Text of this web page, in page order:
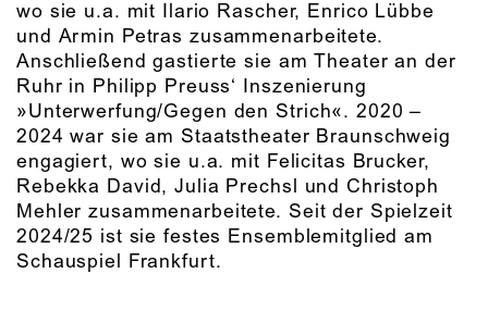
wo sie u.a. mit Ilario Rascher, Enrico Lübbe
und Armin Petras zusammenarbeitete.
Anschließend gastierte sie am Theater an der
Ruhr in Philipp Preuss‘ Inszenierung
»Unterwerfung/Gegen den Strich«. 2020 –
2024 war sie am Staatstheater Braunschweig
engagiert, wo sie u.a. mit Felicitas Brucker,
Rebekka David, Julia Prechsl und Christoph
Mehler zusammenarbeitete. Seit der Spielzeit
2024/25 ist sie festes Ensemblemitglied am
Schauspiel Frankfurt.